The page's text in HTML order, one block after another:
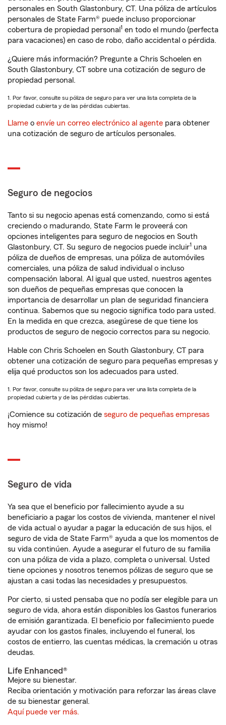
personales en South Glastonbury, CT. Una póliza de artículos
personales de State Farm® puede incluso proporcionar
cobertura de propiedad personal 1 en todo el mundo (perfecta
para vacaciones) en caso de robo, daño accidental o pérdida.
¿Quiere más información? Pregunte a Chris Schoelen en
South Glastonbury, CT sobre una cotización de seguro de
propiedad personal.
1. Por favor, consulte su póliza de seguro para ver una lista completa de la
propiedad cubierta y de las pérdidas cubiertas.
Llame o envíe un correo electrónico al agente para obtener
una cotización de seguro de artículos personales.
Seguro de negocios
Tanto si su negocio apenas está comenzando, como si está
creciendo o madurando, State Farm le proveerá con
opciones inteligentes para seguro de negocios en South
Glastonbury, CT. Su seguro de negocios puede incluir1 una
póliza de dueños de empresas, una póliza de automóviles
comerciales, una póliza de salud individual o incluso
compensación laboral. Al igual que usted, nuestros agentes
son dueños de pequeñas empresas que conocen la
importancia de desarrollar un plan de seguridad financiera
continua. Sabemos que su negocio significa todo para usted.
En la medida en que crezca, asegúrese de que tiene los
productos de seguro de negocio correctos para su negocio.
Hable con Chris Schoelen en South Glastonbury, CT para
obtener una cotización de seguro para pequeñas empresas y
elija qué productos son los adecuados para usted.
1. Por favor, consulte su póliza de seguro para ver una lista completa de la
propiedad cubierta y de las pérdidas cubiertas.
¡Comience su cotización de seguro de pequeñas empresas
hoy mismo!
Seguro de vida
Ya sea que el beneficio por fallecimiento ayude a su
beneficiario a pagar los costos de vivienda, mantener el nivel
de vida actual o ayudar a pagar la educación de sus hijos, el
seguro de vida de State Farm® ayuda a que los momentos de
su vida continúen. Ayude a asegurar el futuro de su familia
con una póliza de vida a plazo, completa o universal. Usted
tiene opciones y nosotros tenemos pólizas de seguro que se
ajustan a casi todas las necesidades y presupuestos.
Por cierto, si usted pensaba que no podía ser elegible para un
seguro de vida, ahora están disponibles los Gastos funerarios
de emisión garantizada. El beneficio por fallecimiento puede
ayudar con los gastos finales, incluyendo el funeral, los
costos de entierro, las cuentas médicas, la cremación u otras
deudas.
Life Enhanced®
Mejore su bienestar.
Reciba orientación y motivación para reforzar las áreas clave
de su bienestar general.
Aquí puede ver más.